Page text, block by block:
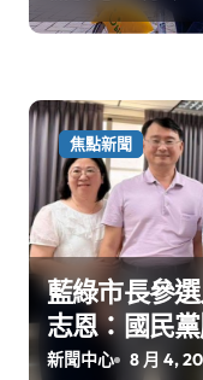
焦點新聞
藍綠市長參
志恩：國民
實版
新聞中心 8 月 4,